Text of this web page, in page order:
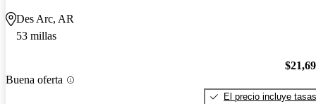
Des Arc, AR
53 millas
Buena oferta
El precio incluye tasas